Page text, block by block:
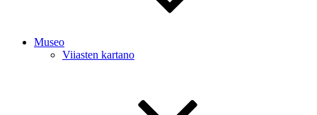
Museo
Viiasten kartano